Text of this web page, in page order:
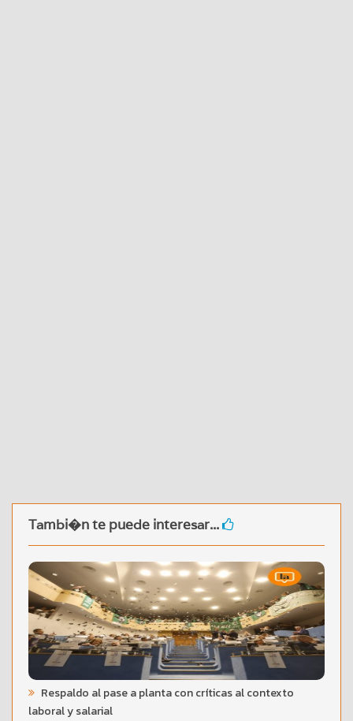
Tambi�n te puede interesar...
Respaldo al pase a planta con críticas al contexto
laboral y salarial